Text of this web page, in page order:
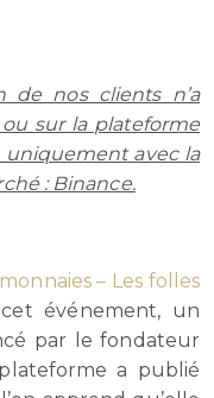
de nos clients n’a
sur la plateforme
uniquement avec la
: Binance.
– Les folles
événement, un
par le fondateur
a publié